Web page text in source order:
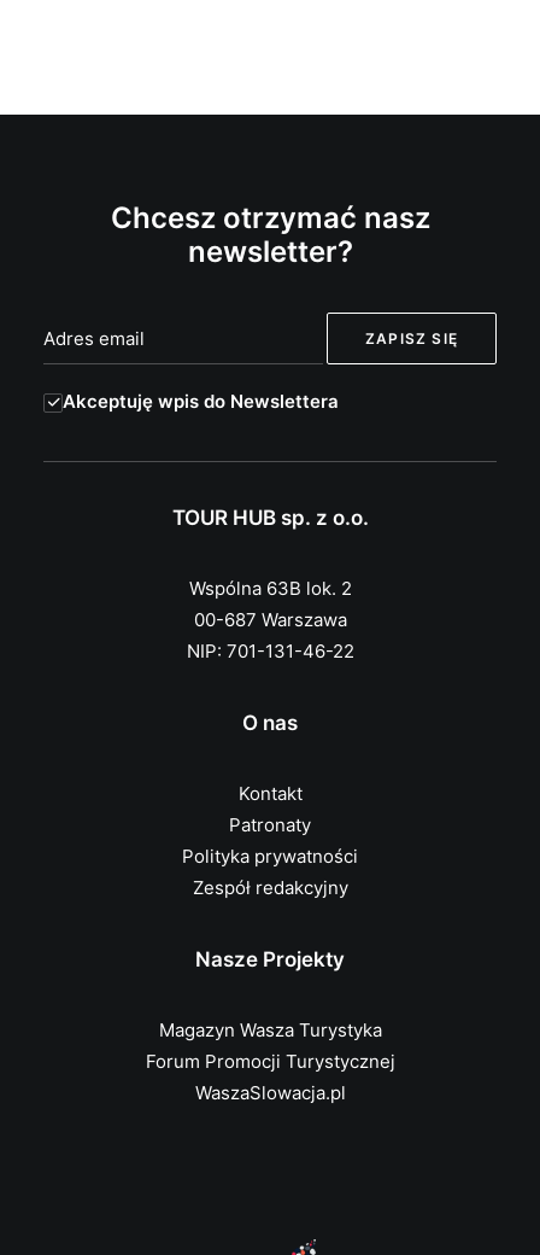
Chcesz otrzymać nasz
newsletter?
Akceptuję wpis do Newslettera
TOUR HUB sp. z o.o.
Wspólna 63B lok. 2
00-687 Warszawa
NIP: 701-131-46-22
O nas
Kontakt
Patronaty
Polityka prywatności
Zespół redakcyjny
Nasze Projekty
Magazyn Wasza Turystyka
Forum Promocji Turystycznej
WaszaSlowacja.pl